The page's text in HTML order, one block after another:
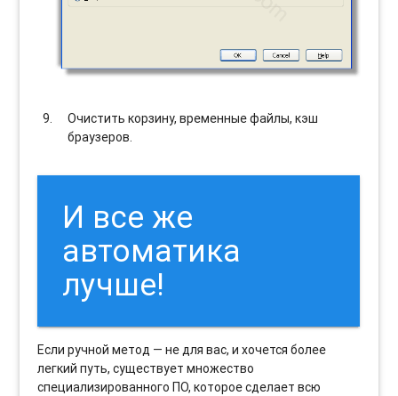
Очистить корзину, временные файлы, кэш
браузеров.
И все же
автоматика
лучше!
Если ручной метод — не для вас, и хочется более
легкий путь, существует множество
специализированного ПО, которое сделает всю